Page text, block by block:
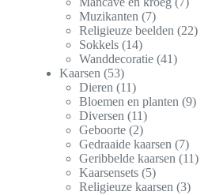
Muzikanten
7
Religieuze beelden
22
Sokkels 14
Wanddecoratie 41
Kaarsen
53
Dieren
11
Bloemen en planten 9
Diversen
11
Geboorte 2
Gedraaide kaarsen
7
Geribbelde kaarsen
11
Kaarsensets 5
Religieuze kaarsen 3